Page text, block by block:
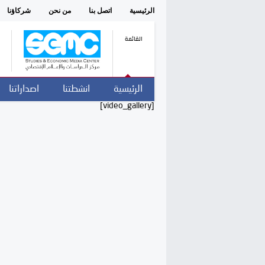
الرئيسية اتصل بنا من نحن شركاؤنا
القائمة
الرئيسية انشطتنا اصداراتنا